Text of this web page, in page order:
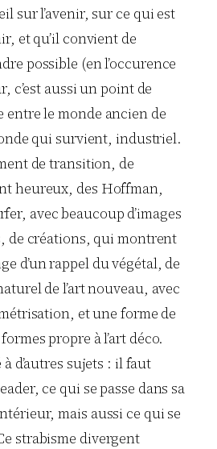
sur l’avenir, sur ce qui est
et qu’il convient de
possible (en l’occurence
c’est aussi un point de
le monde ancien de
qui survient, industriel.
de transition, de
heureux, des Hoffman,
avec beaucoup d’images
de créations, qui montrent
d’un rappel du végétal, de
de l’art nouveau, avec
et une forme de
propre à l’art déco.
d’autres sujets : il faut
ce qui se passe dans sa
mais aussi ce qui se
strabisme divergent